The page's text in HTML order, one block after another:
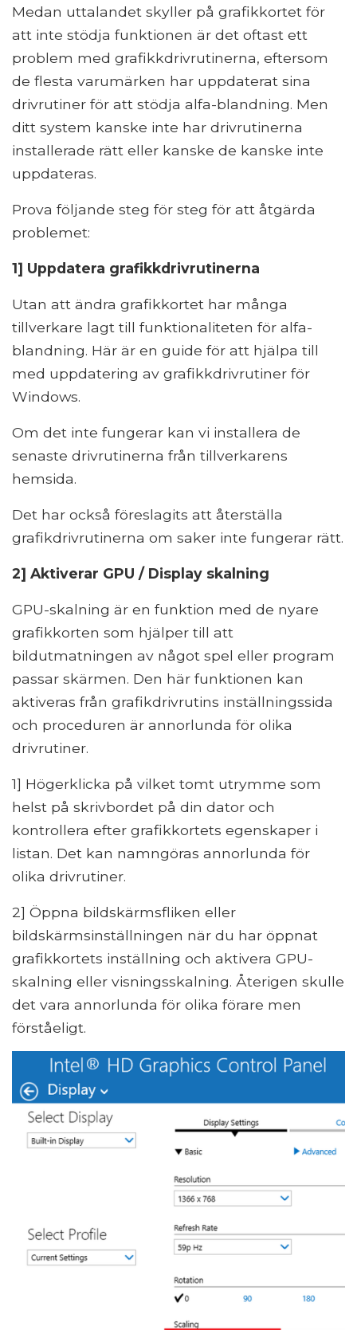
Medan uttalandet skyller på grafikkortet för
att inte stödja funktionen är det oftast ett
problem med grafikkdrivrutinerna, eftersom
de flesta varumärken har uppdaterat sina
drivrutiner för att stödja alfa-blandning. Men
ditt system kanske inte har drivrutinerna
installerade rätt eller kanske de kanske inte
uppdateras.
Prova följande steg för steg för att åtgärda
problemet:
1] Uppdatera grafikkdrivrutinerna
Utan att ändra grafikkortet har många
tillverkare lagt till funktionaliteten för alfa-
blandning. Här är en guide för att hjälpa till
med uppdatering av grafikkdrivrutiner för
Windows.
Om det inte fungerar kan vi installera de
senaste drivrutinerna från tillverkarens
hemsida.
Det har också föreslagits att återställa
grafikdrivrutinerna om saker inte fungerar rätt.
2] Aktiverar GPU / Display skalning
GPU-skalning är en funktion med de nyare
grafikkorten som hjälper till att
bildutmatningen av något spel eller program
passar skärmen. Den här funktionen kan
aktiveras från grafikdrivrutins inställningssida
och proceduren är annorlunda för olika
drivrutiner.
1] Högerklicka på vilket tomt utrymme som
helst på skrivbordet på din dator och
kontrollera efter grafikkortets egenskaper i
listan. Det kan namngöras annorlunda för
olika drivrutiner.
2] Öppna bildskärmsfliken eller
bildskärmsinställningen när du har öppnat
grafikkortets inställning och aktivera GPU-
skalning eller visningsskalning. Återigen skulle
det vara annorlunda för olika förare men
förståeligt.